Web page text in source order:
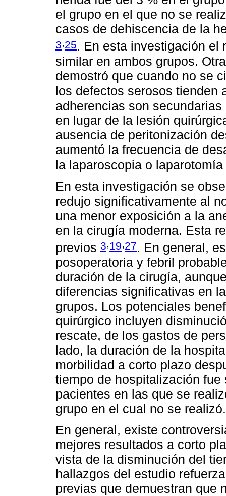
el grupo en el que no se
casos de dehiscencia de la
3,25. En esta investigación el
similar en ambos grupos.
demostró que cuando no se
los defectos serosos tienden
adherencias son
en lugar de la lesión
ausencia de peritonización
aumentó la frecuencia de
la laparoscopia o
En esta investigación se
redujo significativamente al
una menor exposición a la
en la cirugía moderna. Esta
previos 3,19,27. En general,
posoperatoria y febril
duración de la cirugía,
diferencias significativas en
grupos. Los potenciales
quirúrgico incluyen
rescate, de los gastos de
lado, la duración de la
morbilidad a corto plazo
tiempo de hospitalización
pacientes en las que se
grupo en el cual no se realizó.
En general, existe
mejores resultados a corto
vista de la disminución del
hallazgos del estudio
previas que demuestran que